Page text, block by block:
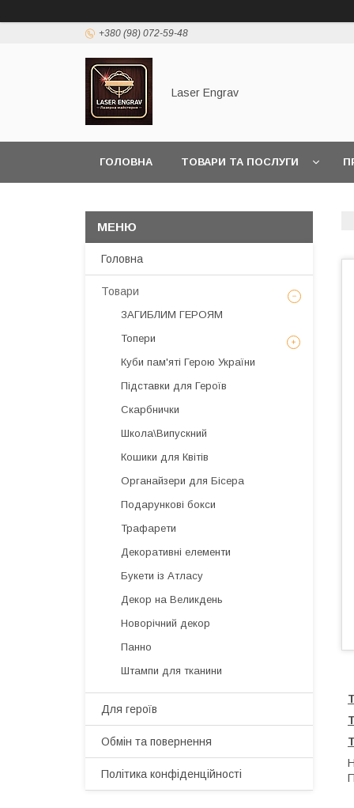
+380 (98) 072-59-48
Laser Engrav
ГОЛОВНА ТОВАРИ ТА ПОСЛУГИ
Головна
Товари
ЗАГИБЛИМ ГЕРОЯМ
Топери
Куби пам'яті Герою України
Підставки для Героїв
Скарбнички
Школа\Випускний
Кошики для Квітів
Органайзери для Бісера
Подарункові бокси
Трафарети
Декоративні елементи
Букети із Атласу
Декор на Великдень
Новорічний декор
Панно
Штампи для тканини
Для героїв
Обмін та повернення
Політика конфіденційності